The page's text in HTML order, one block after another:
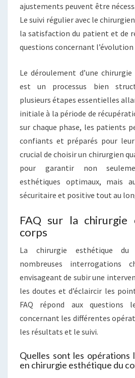
ajustements peuvent être
Le suivi régulier avec le
la satisfaction du patient et de
questions concernant
Le déroulement d’une
est un processus bien
plusieurs étapes essentielles
initiale à la période de
sur chaque phase, les patients
confiants et préparés pour
crucial de choisir un chirurgien
pour garantir non
esthétiques optimaux, mais
sécuritaire et positive tout au
FAQ sur la chirurgie
corps
La chirurgie esthétique
nombreuses interrogations
envisageant de subir une
les doutes et d’éclaircir les
FAQ répond aux questions
concernant les différentes
les résultats et le suivi.
Quelles sont les opérations
en chirurgie esthétique du